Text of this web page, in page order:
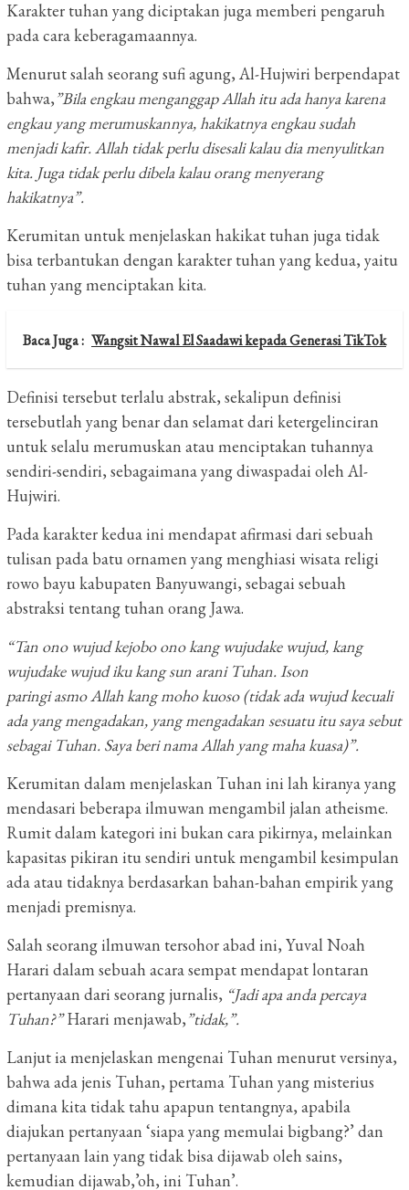
Karakter tuhan yang diciptakan juga memberi pengaruh
pada cara keberagamaannya.
Menurut salah seorang sufi agung, Al-Hujwiri berpendapat
bahwa,”Bila engkau menganggap Allah itu ada hanya karena
engkau yang merumuskannya, hakikatnya engkau sudah
menjadi kafir. Allah tidak perlu disesali kalau dia menyulitkan
kita. Juga tidak perlu dibela kalau orang menyerang
hakikatnya”.
Kerumitan untuk menjelaskan hakikat tuhan juga tidak
bisa terbantukan dengan karakter tuhan yang kedua, yaitu
tuhan yang menciptakan kita.
Baca Juga : Wangsit Nawal El Saadawi kepada Generasi TikTok
Definisi tersebut terlalu abstrak, sekalipun definisi
tersebutlah yang benar dan selamat dari ketergelinciran
untuk selalu merumuskan atau menciptakan tuhannya
sendiri-sendiri, sebagaimana yang diwaspadai oleh Al-
Hujwiri.
Pada karakter kedua ini mendapat afirmasi dari sebuah
tulisan pada batu ornamen yang menghiasi wisata religi
rowo bayu kabupaten Banyuwangi, sebagai sebuah
abstraksi tentang tuhan orang Jawa.
“Tan ono wujud kejobo ono kang wujudake wujud, kang
wujudake wujud iku kang sun arani Tuhan. Ison
paringi asmo Allah kang moho kuoso (tidak ada wujud kecuali
ada yang mengadakan, yang mengadakan sesuatu itu saya sebut
sebagai Tuhan. Saya beri nama Allah yang maha kuasa)”.
Kerumitan dalam menjelaskan Tuhan ini lah kiranya yang
mendasari beberapa ilmuwan mengambil jalan atheisme.
Rumit dalam kategori ini bukan cara pikirnya, melainkan
kapasitas pikiran itu sendiri untuk mengambil kesimpulan
ada atau tidaknya berdasarkan bahan-bahan empirik yang
menjadi premisnya.
Salah seorang ilmuwan tersohor abad ini, Yuval Noah
Harari dalam sebuah acara sempat mendapat lontaran
pertanyaan dari seorang jurnalis, “Jadi apa anda percaya
Tuhan?”Harari menjawab,”tidak,”.
Lanjut ia menjelaskan mengenai Tuhan menurut versinya,
bahwa ada jenis Tuhan, pertama Tuhan yang misterius
dimana kita tidak tahu apapun tentangnya, apabila
diajukan pertanyaan ‘siapa yang memulai bigbang?’ dan
pertanyaan lain yang tidak bisa dijawab oleh sains,
kemudian dijawab,’oh, ini Tuhan’.